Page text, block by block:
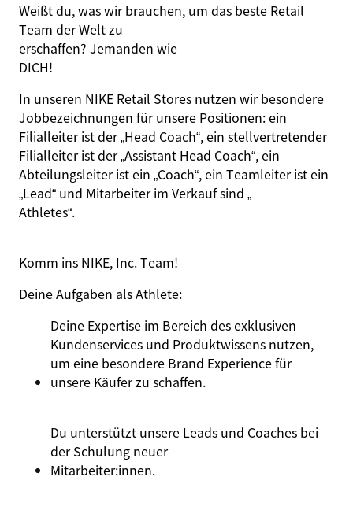
Weißt du, was wir brauchen, um das beste Retail
Team der Welt zu
erschaffen? Jemanden wie
DICH!
In unseren NIKE Retail Stores nutzen wir besondere
Jobbezeichnungen für unsere Positionen: ein
Filialleiter ist der „Head Coach“, ein stellvertretender
Filialleiter ist der „Assistant Head Coach“, ein
Abteilungsleiter ist ein „Coach“, ein Teamleiter ist ein
„Lead“ und Mitarbeiter im Verkauf sind „
Athletes“.
Komm ins NIKE, Inc. Team!
DeineAufgaben alsAthlete:
Deine Expertise im Bereich des exklusiven
Kundenservices und Produktwissens nutzen,
um eine besondere Brand Experience für
unsere Käufer zu schaffen.
Du unterstützt unsere Leads und Coaches bei
der Schulung neuer
Mitarbeiter:innen.